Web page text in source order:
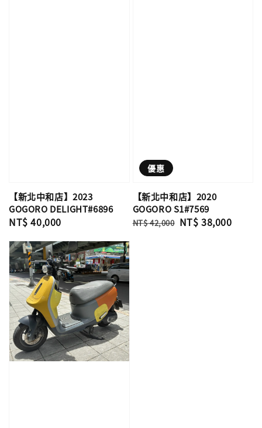
【新北中和店】2023
GOGORO DELIGHT#6896
Regular
NT$ 40,000
優惠
【新北中和店】2020
GOGORO S1#7569
Regular
NT$ 42,000 Sale
NT$ 38,000